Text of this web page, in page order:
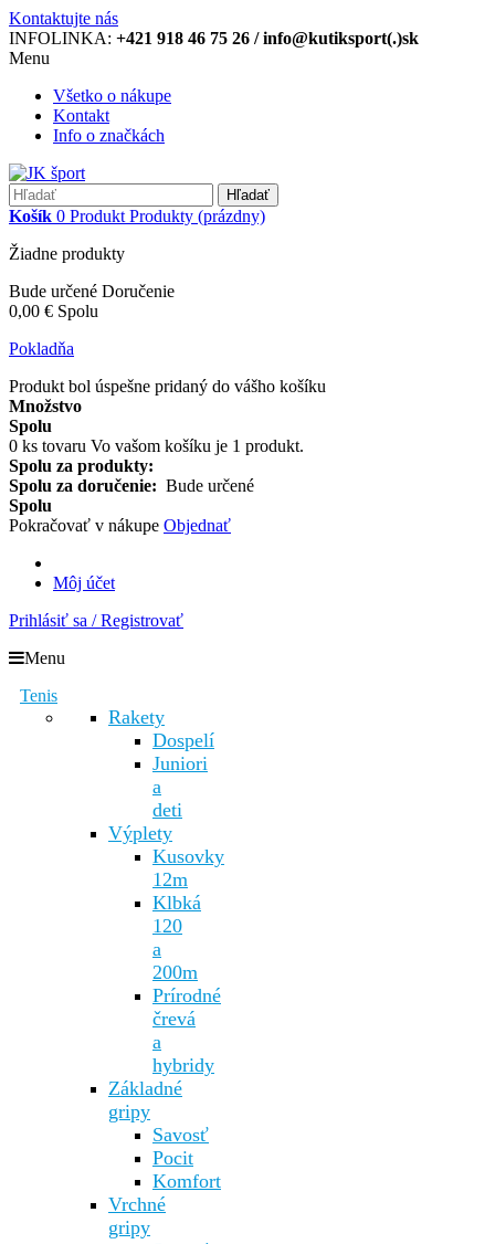
Kontaktujte nás
INFOLINKA: +421 918 46 75 26 / info@kutiksport(.)sk
Menu
Všetko o nákupe
Kontakt
Info o značkách
Hľadať
Košík 0 Produkt Produkty (prázdny)
Žiadne produkty
Bude určené Doručenie
0,00 € Spolu
Pokladňa
Produkt bol úspešne pridaný do vášho košíku
Množstvo
Spolu
0 ks tovaru Vo vašom košíku je 1 produkt.
Spolu za produkty:
Spolu za doručenie: Bude určené
Spolu
Pokračovať v nákupe Objednať
Môj účet
Prihlásiť sa / Registrovať
Menu
Tenis
Rakety
Dospelí
Juniori
a
deti
Výplety
Kusovky
12m
Klbká
120
a
200m
Prírodné
črevá
a
hybridy
Základné
gripy
Savosť
Pocit
Komfort
Vrchné
gripy